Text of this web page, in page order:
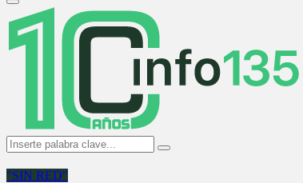
Primary
Menu
Search
for:
Search
"SIN RED"